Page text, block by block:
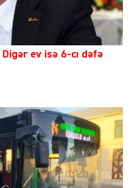
Digər ev isə 6-cı dəfə